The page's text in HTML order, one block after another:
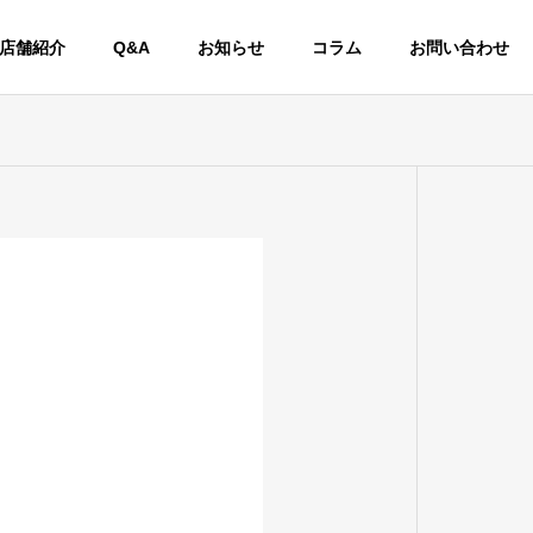
店舗紹介 Q&A お知らせ コラム お問い合わせ